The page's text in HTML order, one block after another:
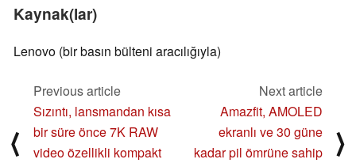
Kaynak(lar)
Lenovo (bir basın bülteni aracılığıyla)
⟨
Previous article
Sızıntı, lansmandan kısa
bir süre önce 7K RAW
video özellikli kompakt
Next article
Amazfit, AMOLED
ekranlı ve 30 güne
kadar pil ömrüne sahip
⟩